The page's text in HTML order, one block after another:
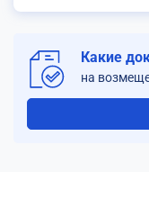
Какие
на